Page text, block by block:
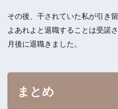
その後、干されていた私が引き
よあれよと退職することは受諾
月後に退職きました。
まとめ